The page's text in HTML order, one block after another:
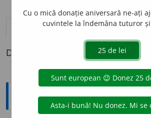
definiții (1) pronunțievolume_up (50)
Definiția cu ID-ul 183270:
Sinonime
Cu o mică donație aniversară ne-ați
cuvintele la îndemâna tuturor